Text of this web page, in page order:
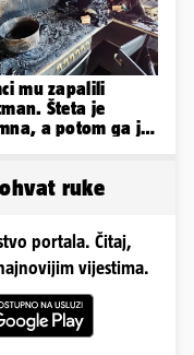
mu zapalili
Šteta je
a potom ga je
ruke
portala. Čitaj,
vijestima.